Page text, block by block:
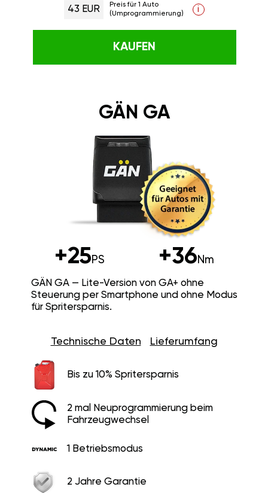
43 EUR
Preis für 1 Auto
(Umprogrammierung)
i
KAUFEN
GÄN GA
+25PS +36Nm
GÄN GA — Lite-Version von GA+ ohne
Steuerung per Smartphone und ohne Modus
für Spritersparnis.
Technische Daten Lieferumfang
Bis zu 10% Spritersparnis
2 mal Neuprogrammierung beim
Fahrzeugwechsel
1 Betriebsmodus
2 Jahre Garantie